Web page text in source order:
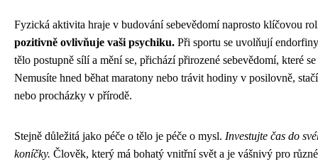
Fyzická aktivita hraje v budování sebevědomí naprosto klíčovou
pozitivně ovlivňuje vaši psychiku. Při sportu se uvolňují
tělo postupně sílí a mění se, přichází přirozené sebevědomí, které
Nemusíte hned běhat maratony nebo trávit hodiny v posilovně,
nebo procházky v přírodě.
Stejně důležitá jako péče o tělo je péče o mysl. Investujte čas do
koníčky. Člověk, který má bohatý vnitřní svět a je vášnivý pro